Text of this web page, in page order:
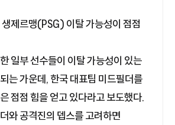
제르맹(PSG) 이탈 가능성이 점점
일부 선수들이 이탈 가능성이 있는
는 가운데, 한국 대표팀 미드필더를
점점 힘을 얻고 있다라고 보도했다.
와 공격진의 뎁스를 고려하면